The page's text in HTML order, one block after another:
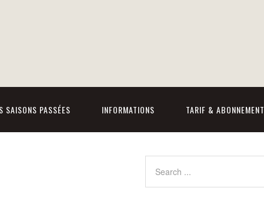
SAISONS PASSÉES INFORMATIONS TARIF & ABONNEMENT